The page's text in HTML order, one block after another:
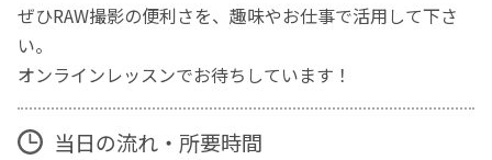
ぜひRAW撮影の便利さを、趣味やお仕事で活用して下さ
い。
オンラインレッスンでお待ちしています！
当日の流れ・所要時間